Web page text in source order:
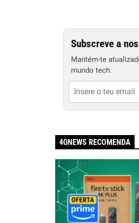
Subscreve a
Mantém-te
mundo tech.
4GNEWS RECOMENDA